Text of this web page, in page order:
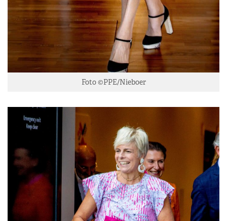
Foto ©PPE/Nieboer